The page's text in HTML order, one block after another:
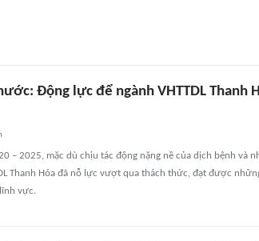
Động lực để ngành VHTTDL Thanh
– 2025, mặc dù chịu tác động nặng nề của dịch bệnh và
Thanh Hóa đã nỗ lực vượt qua thách thức, đạt được
vực.